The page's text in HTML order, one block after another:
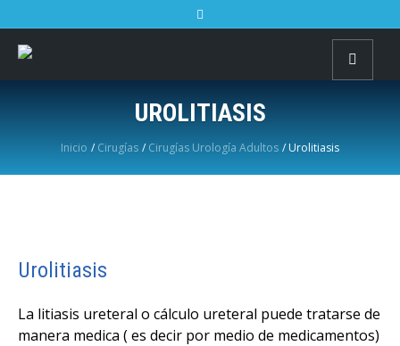
UROLITIASIS
Inicio / Cirugías / Cirugías Urología Adultos / Urolitiasis
Urolitiasis
La litiasis ureteral o cálculo ureteral puede tratarse de
manera medica ( es decir por medio de medicamentos)